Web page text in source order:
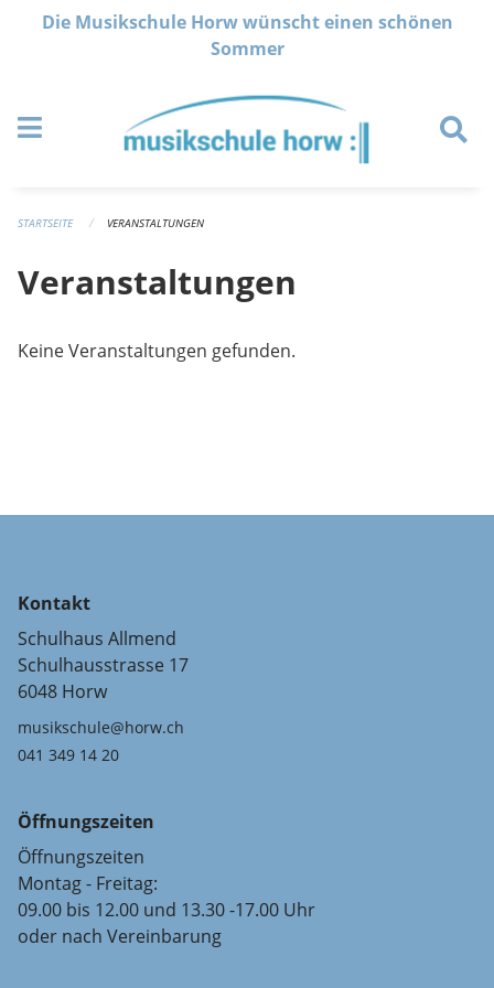
Navigation überspringen
Die Musikschule Horw wünscht einen schönen
Sommer
STARTSEITE VERANSTALTUNGEN
Veranstaltungen
Keine Veranstaltungen gefunden.
Kontakt
Schulhaus Allmend
Schulhausstrasse 17
6048 Horw
musikschule@horw.ch
041 349 14 20
Öffnungszeiten
Öffnungszeiten
Montag - Freitag:
09.00 bis 12.00 und 13.30 -17.00 Uhr
oder nach Vereinbarung